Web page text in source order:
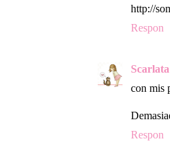
http://
Respon
con mis
Respon